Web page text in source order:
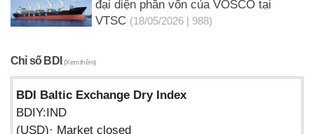
đại diện phần vốn của VOSCO tại
VTSC (18/05/2026 | 988)
Chỉ số BDI(Xem thêm)
BDI Baltic Exchange Dry Index
BDIY:IND
(USD)· Market closed